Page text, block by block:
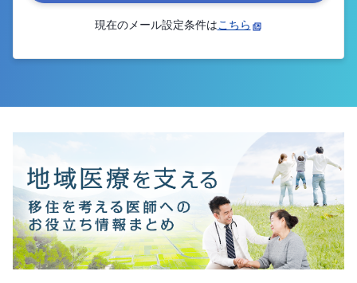
現在のメール設定条件はこちら